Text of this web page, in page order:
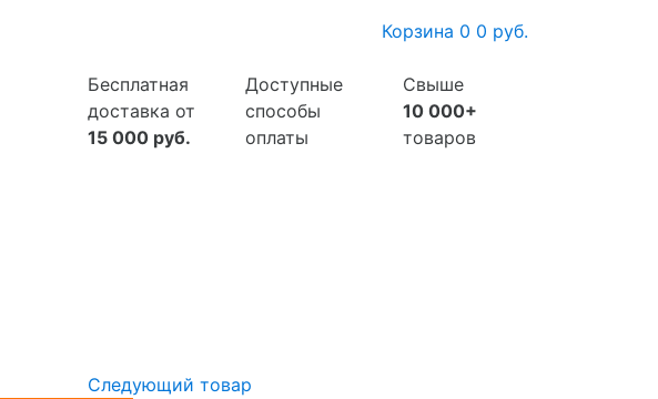
Корзина 0 0 руб.
Бесплатная
доставка от
15 000 руб.
Доступные
способы
оплаты
Свыше
10 000+
товаров
Следующий товар